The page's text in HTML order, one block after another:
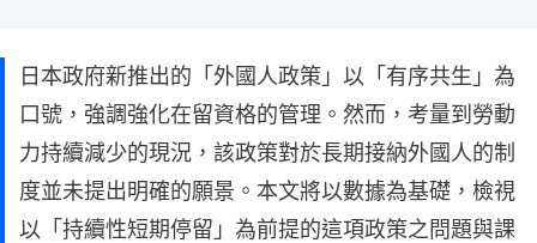
日本政府新推出的「外國人政策」以「有序共生」為
口號，強調強化在留資格的管理。然而，考量到勞動
力持續減少的現況，該政策對於長期接納外國人的制
度並未提出明確的願景。本文將以數據為基礎，檢視
以「持續性短期停留」為前提的這項政策之問題與課